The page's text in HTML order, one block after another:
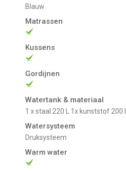
Blauw
Matrassen
Kussens
Gordijnen
Watertank & materiaal
1 x staal 220 L 1x kunststof 200 L
Watersysteem
Druksysteem
Warm water